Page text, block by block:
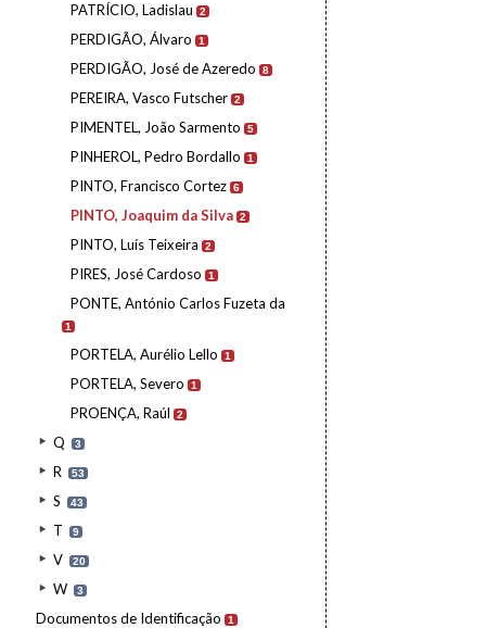
PATRÍCIO, Ladislau 2
PERDIGÃO, Álvaro 1
PERDIGÃO, José de Azeredo 8
PEREIRA, Vasco Futscher 2
PIMENTEL, João Sarmento 5
PINHEROL, Pedro Bordallo 1
PINTO, Francisco Cortez 6
PINTO, Joaquim da Silva 2
PINTO, Luís Teixeira 2
PIRES, José Cardoso 1
PONTE, António Carlos Fuzeta da
1
PORTELA, Aurélio Lello 1
PORTELA, Severo 1
PROENÇA, Raúl 2
Q 3
R 53
S 43
T 9
V 20
W 3
Documentos de Identificação 1